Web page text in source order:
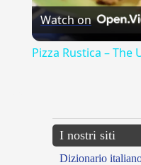
Watch on
Pizza Rustica – The
I nostri siti
Dizionario